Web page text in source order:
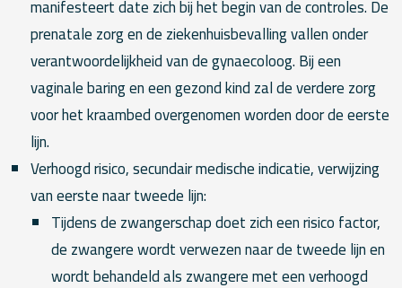
manifesteert date zich bij het begin van de controles. De
prenatale zorg en de ziekenhuisbevalling vallen onder
verantwoordelijkheid van de gynaecoloog. Bij een
vaginale baring en een gezond kind zal de verdere zorg
voor het kraambed overgenomen worden door de eerste
lijn.
Verhoogd risico, secundair medische indicatie, verwijzing
van eerste naar tweede lijn:
Tijdens de zwangerschap doet zich een risico factor,
de zwangere wordt verwezen naar de tweede lijn en
wordt behandeld als zwangere met een verhoogd